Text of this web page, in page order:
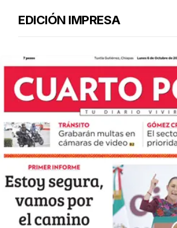
EDICIÓN IMPRESA